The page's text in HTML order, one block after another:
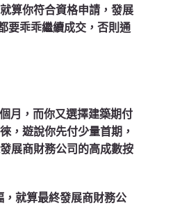
算你符合資格申請，發展
要乖乖繼續成交，否則通
月，而你又選擇建築期付
，遊說你先付少量首期，
展商財務公司的高成數按
，就算最終發展商財務公